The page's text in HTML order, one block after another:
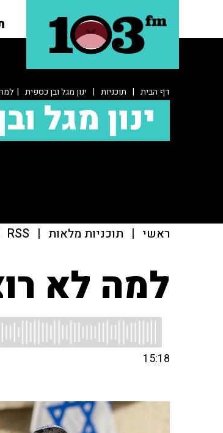
דף הבית | תוכניות | ינון מגל ובן כספית |
ינון מגל
ראשי | תוכניות מלאות |
RSS
למה לא
15:18